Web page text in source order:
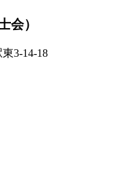
会）
3-14-18